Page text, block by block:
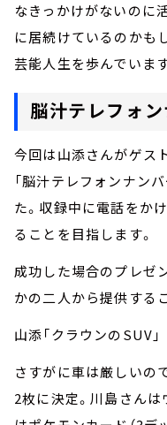
なきっかけがないのに
に居続けているのかも
芸能人生を歩んでいます
脳汁テレフォン
今回は山添さんがゲス
「脳汁テレフォンナン
た。収録中に電話をか
ることを目指します。
成功した場合のプレゼ
かの二人から提供する
山添「クラウンのSUV」
さすがに車は厳しいの
2枚に決定。川島さん